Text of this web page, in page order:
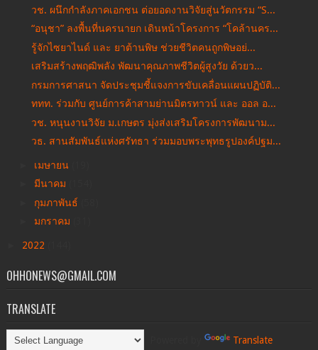
วช. ผนึกกำลังภาคเอกชน ต่อยอดงานวิจัยสู่นวัตกรรม “S...
“อนุชา” ลงพื้นที่นครนายก เดินหน้าโครงการ “โคล้านคร...
รู้จักไซยาไนด์ และ ยาต้านพิษ ช่วยชีวิตคนถูกพิษอย่...
เสริมสร้างพฤฒิพลัง พัฒนาคุณภาพชีวิตผู้สูงวัย ด้วยว...
กรมการศาสนา จัดประชุมชี้แจงการขับเคลื่อนแผนปฏิบัติ...
ททท. ร่วมกับ ศูนย์การค้าสามย่านมิตรทาวน์ และ ออล อ...
วช. หนุนงานวิจัย ม.เกษตร มุ่งส่งเสริมโครงการพัฒนาม...
วธ. สานสัมพันธ์แห่งศรัทธา ร่วมมอบพระพุทธรูปองค์ปฐม...
เมษายน
มีนาคม
กุมภาพันธ์
มกราคม
2022
OHHONEWS@GMAIL.COM
TRANSLATE
Translate